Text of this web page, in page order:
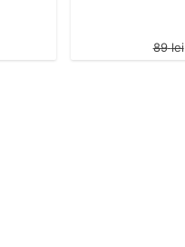
89 lei